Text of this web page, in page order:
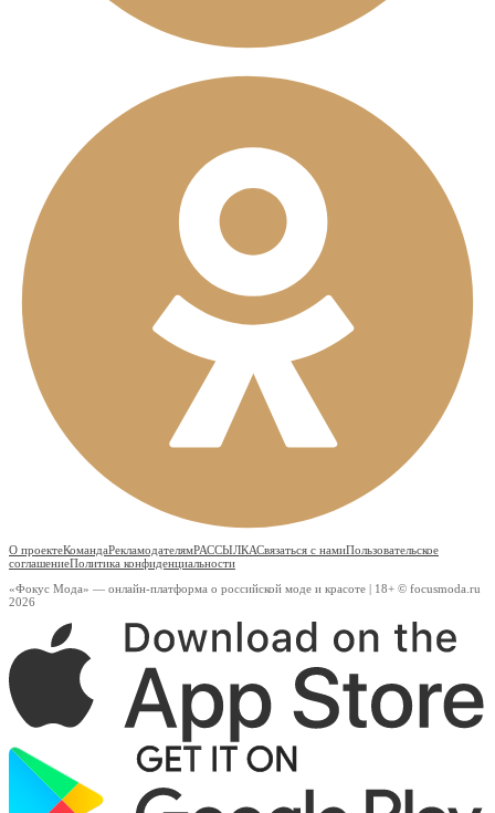
О проектеКомандаРекламодателямРАССЫЛКАСвязаться с намиПользовательское
соглашениеПолитика конфиденциальности
«Фокус Мода» — онлайн-платформа о российской моде и красоте | 18+ © focusmoda.ru
2026